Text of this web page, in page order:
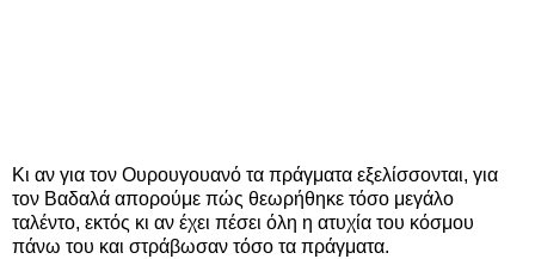
Κι αν για τον Ουρουγουανό τα πράγματα εξελίσσονται, για
τον Βαδαλά απορούμε πώς θεωρήθηκε τόσο μεγάλο
ταλέντο, εκτός κι αν έχει πέσει όλη η ατυχία του κόσμου
πάνω του και στράβωσαν τόσο τα πράγματα.